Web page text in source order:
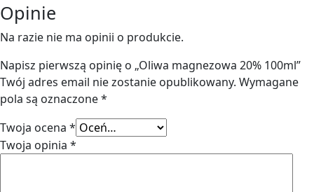
Opinie
Na razie nie ma opinii o produkcie.
Napisz pierwszą opinię o „Oliwa magnezowa 20% 100ml”
Twój adres email nie zostanie opublikowany. Wymagane
pola są oznaczone*
Twoja ocena *
Twoja opinia *